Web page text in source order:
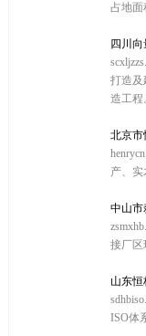
占地面
四川
打造及
造工程
北京市
产、
中山市
接厂区
山东恒
ISO体